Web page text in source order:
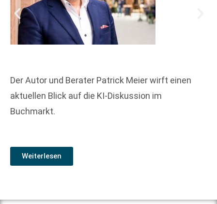
Der Autor und Berater Patrick Meier wirft einen
aktuellen Blick auf die KI-Diskussion im
Buchmarkt.
Weiterlesen